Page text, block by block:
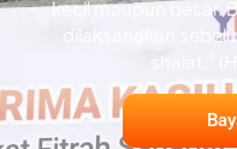
kecil maupun besar.
dilaksanakan
shalat.” (